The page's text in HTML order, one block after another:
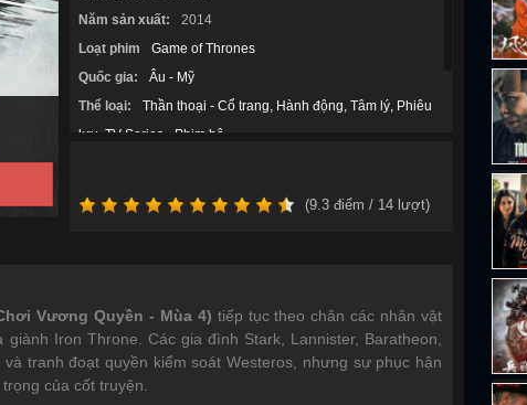
Năm sản xuất:
2014
Loạt phim
Game of Thrones
Quốc gia:
Âu - Mỹ
Thể loại:
Thần thoại - Cổ trang Hành động Tâm lý
Phiêu
lưu TV Series - Phim bộ
(9.3điểm / 14lượt)
Vương Quyền - Mùa 4) tiếp tục theo chân các nhân vật
Iron Throne. Các gia đình Stark, Lannister, Baratheon,
tranh đoạt quyền kiểm soát Westeros, nhưng sự phục hận
của cốt truyện.